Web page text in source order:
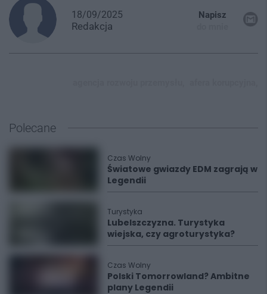
18/09/2025
Redakcja
Napisz
Polecane
Czas Wolny
Światowe gwiazdy EDM zagrają w
Legendii
Turystyka
Lubelszczyzna. Turystyka
wiejska, czy agroturystyka?
Czas Wolny
Polski Tomorrowland? Ambitne
plany Legendii